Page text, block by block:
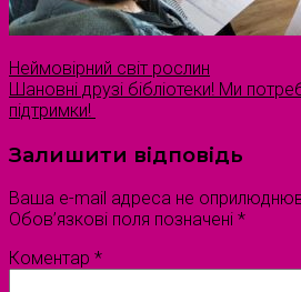
Неймовірний світ рослин
Шановні друзі бібліотеки! Ми
підтримки!
Залишити відповідь
Ваша e-mail адреса не
Обов’язкові поля позначені *
Коментар *